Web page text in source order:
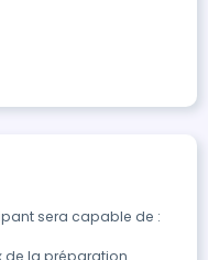
sera capable de :
la préparation